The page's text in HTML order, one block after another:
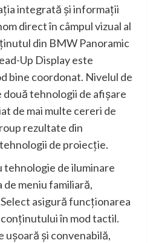
integrată şi informaţii
direct în câmpul vizual al
din BMW Panoramic
Up Display este
bine coordonat. Nivelul de
două tehnologii de afişare
de mai multe cereri de
rezultate din
de proiecţie.
tehnologie de iluminare
meniu familiară,
asigură funcţionarea
în mod tactil.
uşoară şi convenabilă,